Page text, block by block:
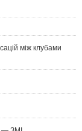
між клубами